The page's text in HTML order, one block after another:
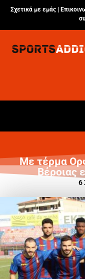
Σχετικά με εμάς |
Με τέρμα
Βέροιας
6